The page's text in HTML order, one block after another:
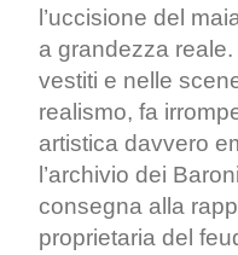
l’uccisione del
a grandezza
vestiti e nelle
realismo, fa
artistica davvero
l’archivio dei
consegna alla
proprietaria del